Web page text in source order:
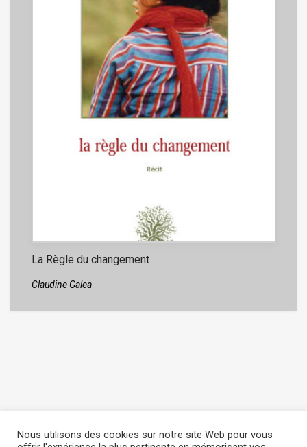
La Règle du changement
Claudine Galea
Nous utilisons des cookies sur notre site Web pour vous